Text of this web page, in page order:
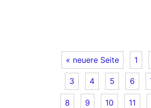
« neuere Seite 1
3 4 5 6
8 9 10 11